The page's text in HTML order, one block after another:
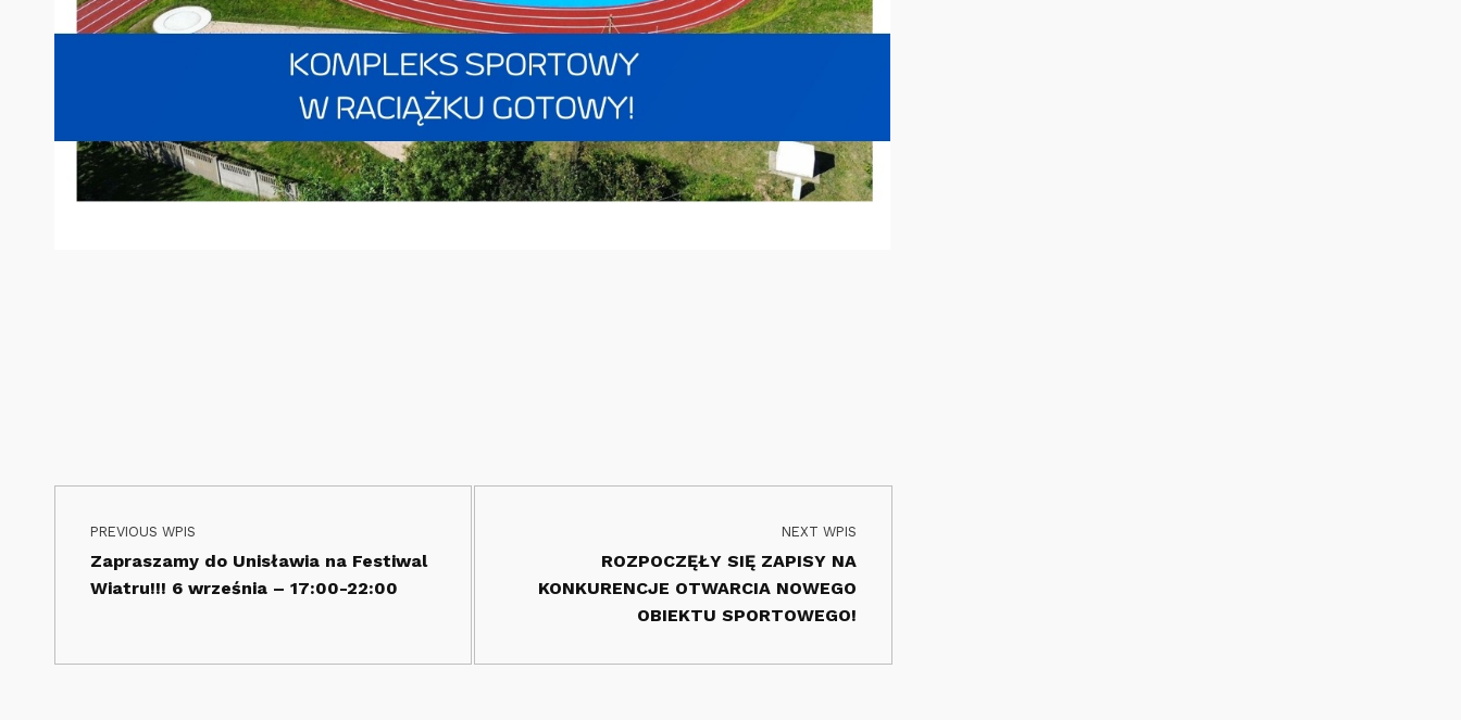
Skip back to main navigation
Nawigacja wpisu
PREVIOUS WPIS
Zapraszamy do Unisławia na Festiwal
Wiatru!!! 6 września – 17:00-22:00
NEXT WPIS
ROZPOCZĘŁY SIĘ ZAPISY NA
KONKURENCJE OTWARCIA NOWEGO
OBIEKTU SPORTOWEGO!